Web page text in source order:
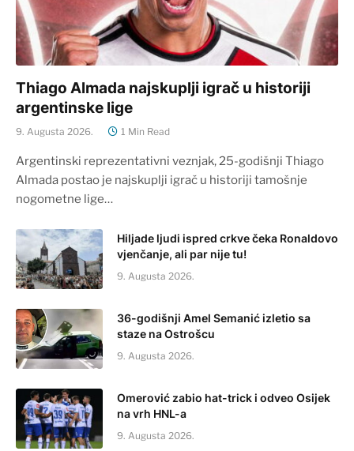
Thiago Almada najskuplji igrač u historiji
argentinske lige
9. Augusta 2026. 1 Min Read
Argentinski reprezentativni veznjak, 25-godišnji Thiago
Almada postao je najskuplji igrač u historiji tamošnje
nogometne lige…
Hiljade ljudi ispred crkve čeka Ronaldovo
vjenčanje, ali par nije tu!
9. Augusta 2026.
36-godišnji Amel Semanić izletio sa
staze na Ostrošcu
9. Augusta 2026.
Omerović zabio hat-trick i odveo Osijek
na vrh HNL-a
9. Augusta 2026.